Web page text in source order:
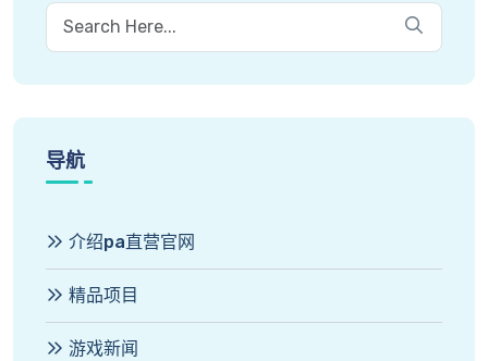
导航
介绍pa直营官网
精品项目
游戏新闻